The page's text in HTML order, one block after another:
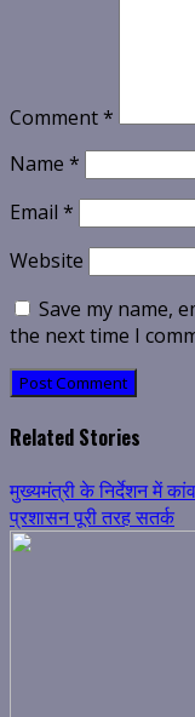
Comment*
Name *
Email *
Website
Save my name,
the next time I
Related Stories
मुख्यमंत्री के निर्देशन में
प्रशासन पूरी तरह सतर्क